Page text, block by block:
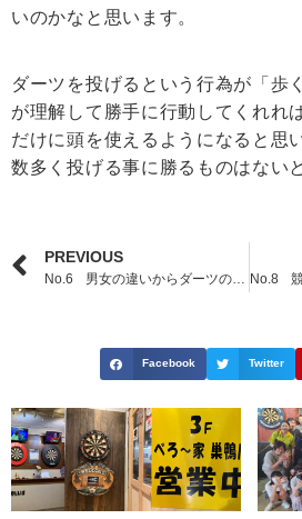
いのかなと思います。
ダーツを投げるという行為が「歩
が理解して勝手に行動してくれれ
だけに頭を使えるようになると思
数多く投げる事に勝るものはない
PREVIOUS
Facebook Twitter